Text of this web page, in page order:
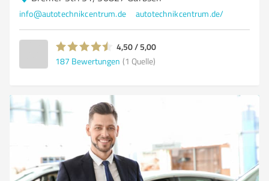
info@autotechnikcentrum.de autotechnikcentrum.de/
4,50 / 5,00
187 Bewertungen (1 Quelle)